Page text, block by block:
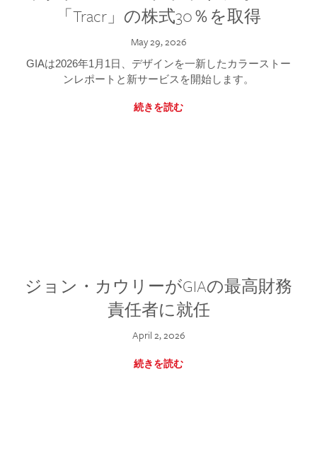
「Tracr」の株式30％を取得
May 29, 2026
GIAは2026年1月1日、デザインを一新したカラーストー
ンレポートと新サービスを開始します。
続きを読む
ジョン・カウリーがGIAの最高財務
責任者に就任
April 2, 2026
続きを読む